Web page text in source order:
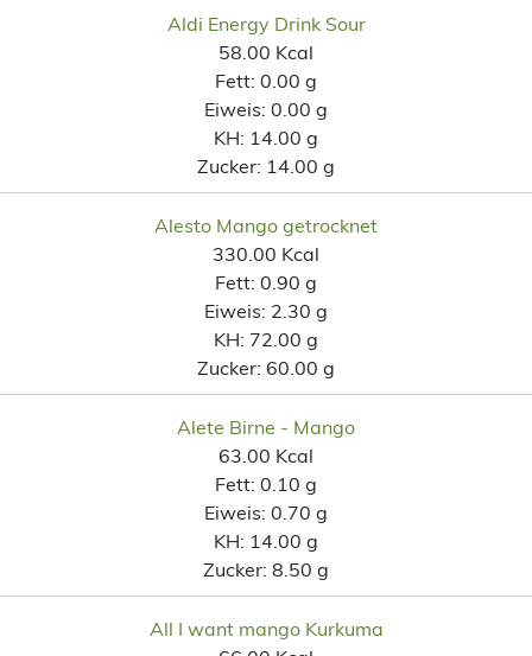
Aldi Energy Drink Sour
58.00 Kcal
Fett: 0.00 g
Eiweis: 0.00 g
KH: 14.00 g
Zucker: 14.00 g
Alesto Mango getrocknet
330.00 Kcal
Fett: 0.90 g
Eiweis: 2.30 g
KH: 72.00 g
Zucker: 60.00 g
Alete Birne - Mango
63.00 Kcal
Fett: 0.10 g
Eiweis: 0.70 g
KH: 14.00 g
Zucker: 8.50 g
All I want mango Kurkuma